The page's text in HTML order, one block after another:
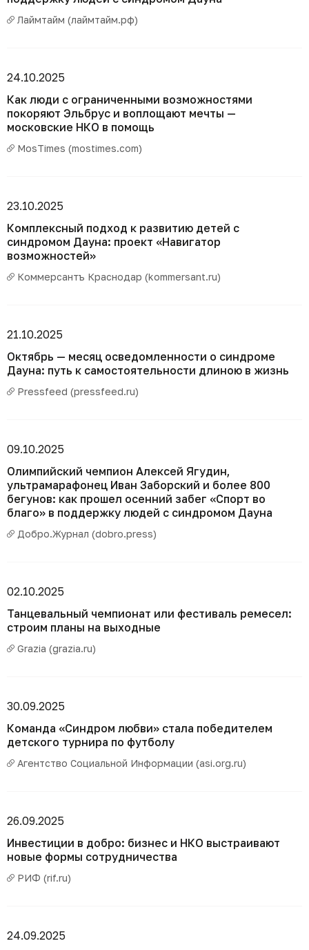
Лаймтайм (лаймтайм.рф)
Как люди с ограниченными возможностями
покоряют Эльбрус и воплощают мечты —
московские НКО в помощь
MosTimes (mostimes.com)
24.10.2025
Комплексный подход к развитию детей с
синдромом Дауна: проект «Навигатор
возможностей»
Коммерсантъ Краснодар (kommersant.ru)
23.10.2025
Октябрь — месяц осведомленности о синдроме
Дауна: путь к самостоятельности длиною в жизнь
Pressfeed (pressfeed.ru)
21.10.2025
Олимпийский чемпион Алексей Ягудин,
ультрамарафонец Иван Заборский и более 800
бегунов: как прошел осенний забег «Спорт во
благо» в поддержку людей с синдромом Дауна
Добро.Журнал (dobro.press)
09.10.2025
Танцевальный чемпионат или фестиваль ремесел:
строим планы на выходные
Grazia (grazia.ru)
02.10.2025
Команда «Синдром любви» стала победителем
детского турнира по футболу
Агентство Социальной Информации (asi.org.ru)
30.09.2025
Инвестиции в добро: бизнес и НКО выстраивают
новые формы сотрудничества
РИФ (rif.ru)
26.09.2025
24.09.2025